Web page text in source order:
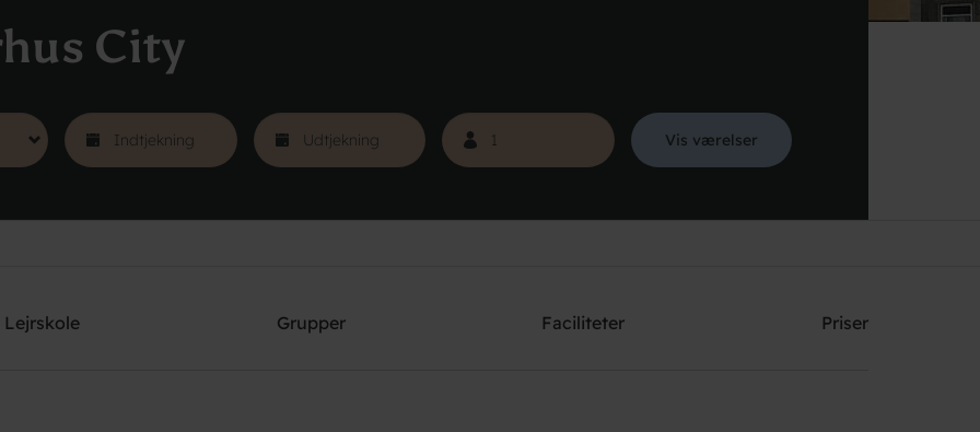
City
Vis værelser
Lejrskole Grupper Faciliteter Priser